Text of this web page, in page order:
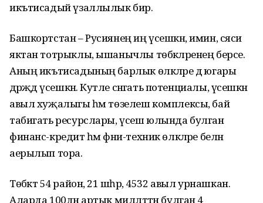
икътисадый үзаллылык бирә.
Башкортстан – Русиянең иң үсешкән, имин, сәяси
яктан тотрыклы, ышанычлы төбәк­ләренең берсе.
Аның икътиса­дының барлык өлкәләре дә югары
дәрәҗәдә үсешкән. Куәтле сәнәгать потенциалы, үсешкән
авыл хуҗалыгы һәм төзелеш комплексы, бай
табигать ресурслары, үсеш юлын­да булган
финанс-кредит һәм фәни-техник өлкәләре белән
аерылып тора.
Төбәктә 54 район, 21 шәһәр, 4532 авыл урнашкан.
Аларда 100дән артык милләт­тән булган 4